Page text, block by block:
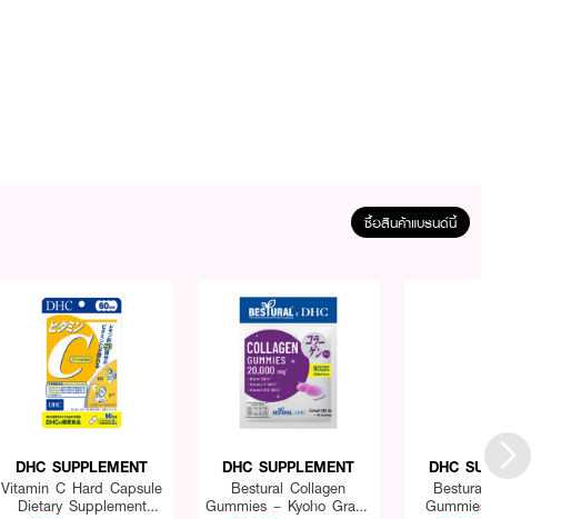
ซื้อสินค้าแบรนด์นี้
DHC SUPPLEMENT
Vitamin C Hard Capsule
Dietary Supplement
DHC SUPPLEMENT
Bestural Collagen
Gummies – Kyoho Grape
DHC SUPPLEMENT
Bestural Vitamin C
Gummies – Yuzu